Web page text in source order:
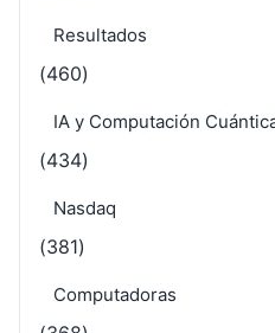
Resultados
(460)
IA y Computación
(434)
Nasdaq
(381)
Computadoras